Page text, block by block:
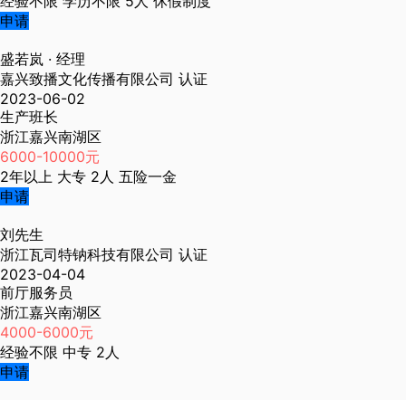
申请
盛若岚 · 经理
嘉兴致播文化传播有限公司 认证
2023-06-02
生产班长
浙江嘉兴南湖区
6000-10000元
2年以上 大专 2人 五险一金
申请
刘先生
浙江瓦司特钠科技有限公司 认证
2023-04-04
前厅服务员
浙江嘉兴南湖区
4000-6000元
经验不限 中专 2人
申请